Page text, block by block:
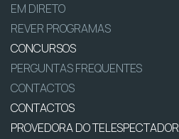
EM DIRETO
REVER PROGRAMAS
CONCURSOS
PERGUNTAS FREQUENTES
CONTACTOS
CONTACTOS
PROVEDORA DO TELESPECTADOR